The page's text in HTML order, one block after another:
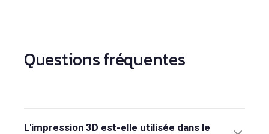
Questions fréquentes
L'impression 3D est-elle utilisée dans le